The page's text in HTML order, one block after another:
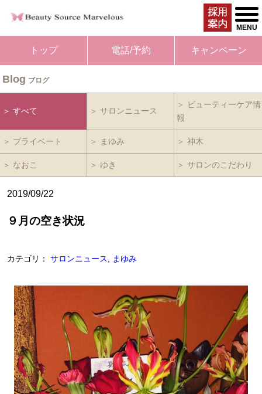
MENU
トップ 電話/予約 キャンペーン
Blog ブログ
＞ すべて ＞ サロンニュース
＞ ビューティーケア情
報
＞ プライベート ＞ まゆみ ＞ 神木
＞ なおこ ＞ ゆき ＞ サロンのこだわり
2019/09/22
９月の空き状況
カテゴリ： サロンニュース まゆみ